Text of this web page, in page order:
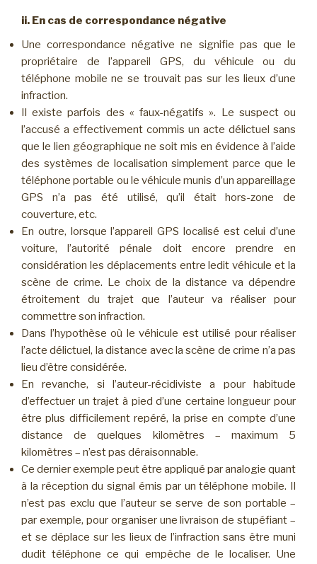
ii. En cas de correspondance négative
Une correspondance négative ne signifie pas que le
propriétaire de l’appareil GPS, du véhicule ou du
téléphone mobile ne se trouvait pas sur les lieux d’une
infraction.
Il existe parfois des « faux-négatifs ». Le suspect ou
l’accusé a effectivement commis un acte délictuel sans
que le lien géographique ne soit mis en évidence à l’aide
des systèmes de localisation simplement parce que le
téléphone portable ou le véhicule munis d’un appareillage
GPS n’a pas été utilisé, qu’il était hors-zone de
couverture, etc.
En outre, lorsque l’appareil GPS localisé est celui d’une
voiture, l’autorité pénale doit encore prendre en
considération les déplacements entre ledit véhicule et la
scène de crime. Le choix de la distance va dépendre
étroitement du trajet que l’auteur va réaliser pour
commettre son infraction.
Dans l’hypothèse où le véhicule est utilisé pour réaliser
l’acte délictuel, la distance avec la scène de crime n’a pas
lieu d’être considérée.
En revanche, si l’auteur-récidiviste a pour habitude
d’effectuer un trajet à pied d’une certaine longueur pour
être plus difficilement repéré, la prise en compte d’une
distance de quelques kilomètres – maximum 5
kilomètres – n’est pas déraisonnable.
Ce dernier exemple peut être appliqué par analogie quant
à la réception du signal émis par un téléphone mobile. Il
n’est pas exclu que l’auteur se serve de son portable –
par exemple, pour organiser une livraison de stupéfiant –
et se déplace sur les lieux de l’infraction sans être muni
dudit téléphone ce qui empêche de le localiser. Une